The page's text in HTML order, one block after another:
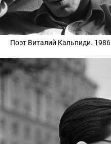
Поэт Виталий Кальпиди. 1986